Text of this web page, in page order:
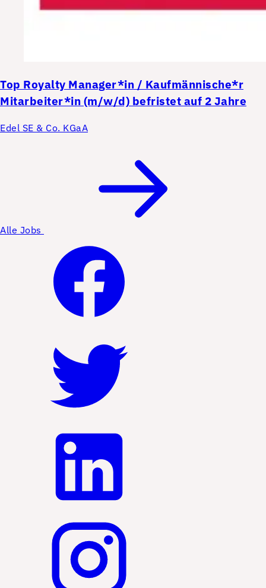
Top Royalty Manager*in / Kaufmännische*r
Mitarbeiter*in (m/w/d) befristet auf 2 Jahre
Edel SE & Co. KGaA
Alle Jobs